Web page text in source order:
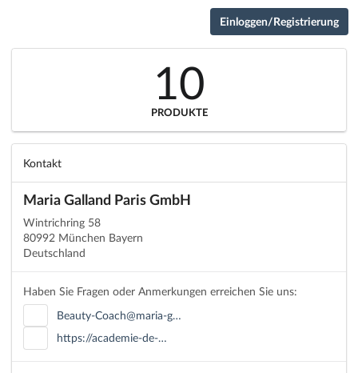
Einloggen/Registrierung
10
PRODUKTE
Kontakt
Maria Galland Paris GmbH
Wintrichring 58
80992 München Bayern
Deutschland
Haben Sie Fragen oder Anmerkungen erreichen Sie uns:
Beauty-Coach@maria-g…
https://academie-de-…